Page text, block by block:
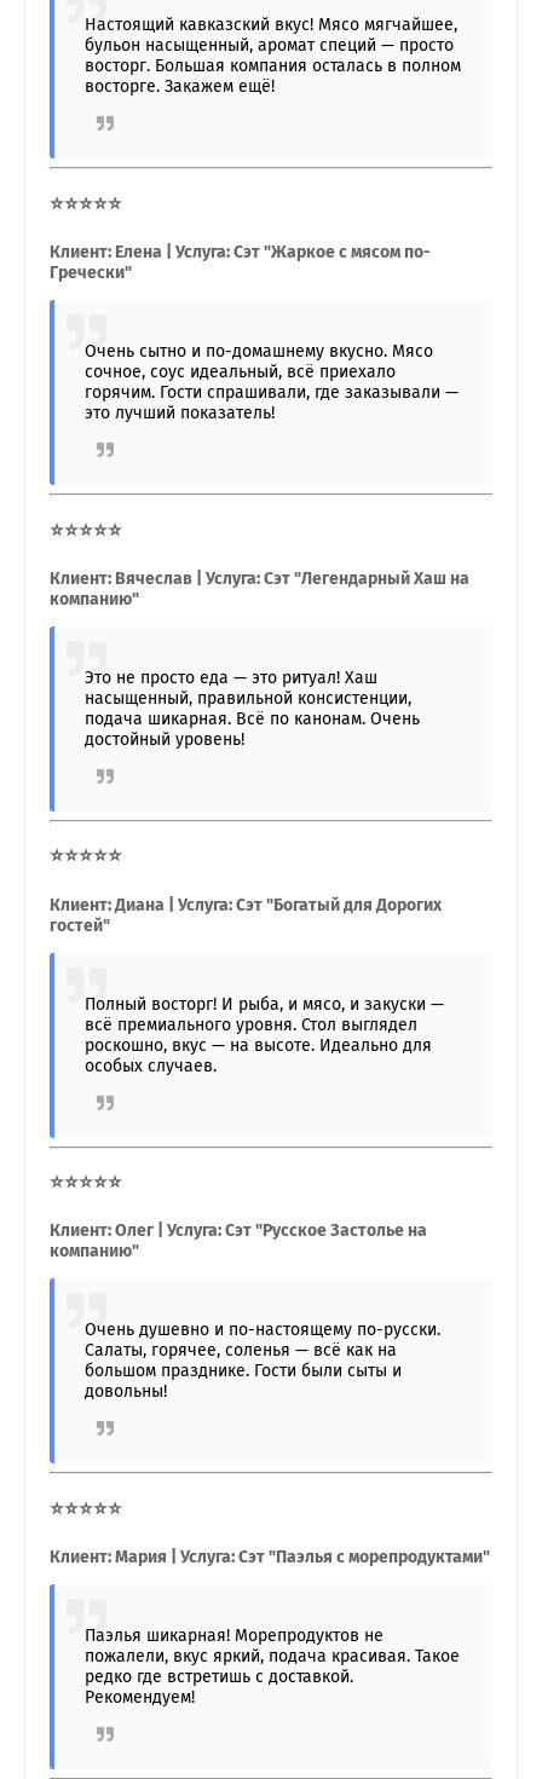
Настоящий кавказский вкус! Мясо мягчайшее,
бульон насыщенный, аромат специй — просто
восторг. Большая компания осталась в полном
восторге. Закажем ещё!
⭐⭐⭐⭐⭐
Клиент: Елена | Услуга: Сэт "Жаркое с мясом по-
Гречески"
Очень сытно и по-домашнему вкусно. Мясо
сочное, соус идеальный, всё приехало
горячим. Гости спрашивали, где заказывали —
это лучший показатель!
⭐⭐⭐⭐⭐
Клиент: Вячеслав | Услуга: Сэт "Легендарный Хаш на
компанию"
Это не просто еда — это ритуал! Хаш
насыщенный, правильной консистенции,
подача шикарная. Всё по канонам. Очень
достойный уровень!
⭐⭐⭐⭐⭐
Клиент: Диана | Услуга: Сэт "Богатый для Дорогих
гостей"
Полный восторг! И рыба, и мясо, и закуски —
всё премиального уровня. Стол выглядел
роскошно, вкус — на высоте. Идеально для
особых случаев.
⭐⭐⭐⭐⭐
Клиент: Олег | Услуга: Сэт "Русское Застолье на
компанию"
Очень душевно и по-настоящему по-русски.
Салаты, горячее, соленья — всё как на
большом празднике. Гости были сыты и
довольны!
⭐⭐⭐⭐⭐
Клиент: Мария | Услуга: Сэт "Паэлья с морепродуктами"
Паэлья шикарная! Морепродуктов не
пожалели, вкус яркий, подача красивая. Такое
редко где встретишь с доставкой.
Рекомендуем!